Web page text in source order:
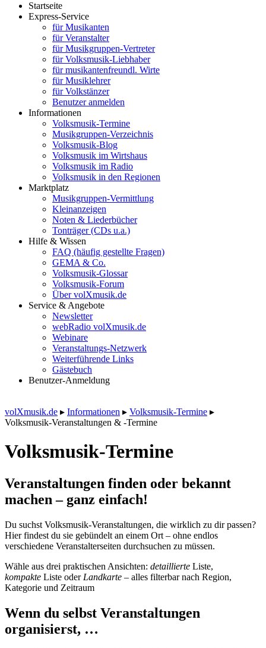
Startseite
Express-Service
für Musikanten
für Veranstalter
für Musikgruppen-Vertreter
für Volksmusik-Liebhaber
für musikantenfreundl. Wirte
für Musiklehrer
für Volkstänzer
Benutzer anmelden
Informationen
Volksmusik-Termine
Musikgruppen-Verzeichnis
Volksmusik-Blog
Volksmusik im Wirtshaus
Volksmusik im Radio
Volksmusik in den Regionen
Marktplatz
Musikgruppen-Vermittlung
Kleinanzeigen
Noten & Liederbücher
Tonträger (CDs u.a.)
Hilfe & Wissen
FAQ (häufig gestellte Fragen)
GEMA & Co.
Volksmusik-Glossar
Volksmusik-Forum
Über volXmusik.de
Service & Angebote
Newsletter
webRadio volXmusik.de
Webinare
Veranstaltungs-Netzwerk
Weiterführende Links
Gästebuch
Benutzer-Anmeldung
volXmusik.de ▸ Informationen ▸ Volksmusik-Termine ▸
Volksmusik-Veranstaltungen & -Termine
Volksmusik-Termine
Veranstaltungen finden oder bekannt
machen – ganz einfach!
Du suchst Volksmusik-Veranstaltungen, die wirklich zu dir passen?
Hier findest du sie gebündelt an einem Ort – ohne endlos
verschiedene Veranstalterseiten durchsuchen zu müssen.
Wähle aus drei praktischen Ansichten: detaillierte Liste,
kompakte Liste oder Landkarte – alles filterbar nach Region,
Kategorie und Zeitraum
Wenn du selbst Veranstaltungen
organisierst, …